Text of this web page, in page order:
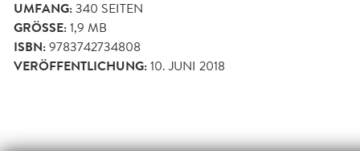
UMFANG:340 SEITEN
GRÖSSE: 1,9 MB
ISBN:9783742734808
VERÖFFENTLICHUNG:10. JUNI 2018